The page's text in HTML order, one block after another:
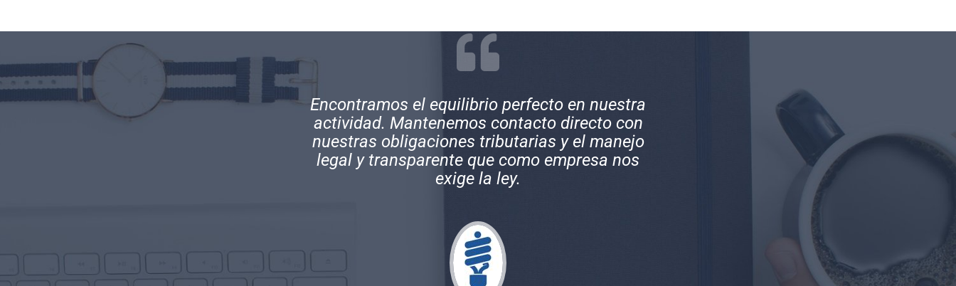
el equilibrio perfecto en nuestra
Excelentes profesionales, muy comprometidos
con sus clientes y con una gran experiencia en
los temas contables de empresas y personas
naturales.
Magníficos profesionales y mejores
Han brindado la mejor asesoría
nuestra compañía.